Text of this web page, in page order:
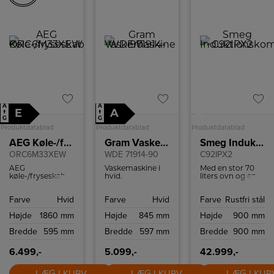
rengøring og
vedligeholdelse.
Den elektroniske
A
↑
G
E
Produktdatablad
AEG Køle-/fryseskab
ORC6M33XEW
AEG
køle-/fryseskab
Farve
Hvid
Højde
1860 mm
Bredde
595 mm
6.499,-
A
↑
G
A
Produktdatablad
Gram Vaskemaskine
WDE 71914-90
Vaskemaskine i
hvid.
tidsforskudt start
resttidsindikation.
automatisk
Farve
Hvid
Højde
845 mm
Bredde
597 mm
5.099,-
Produktdatablad
Smeg Induktionskomfur
C92IPX2
Med en stor 70
liters ovn og en
udstyret til at
varieret menu.
en varmluftsovn
varmefordeling,
mens den ekstra
ovn er traditionel,
perfekt til retter,
Farve Rustfri stål
Højde
900 mm
Bredde 900 mm
42.999,-